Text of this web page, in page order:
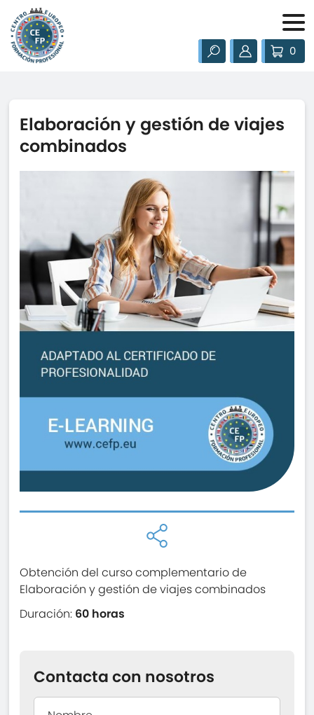
0
Elaboración y gestión de viajes
combinados
Obtención del curso complementario de
Elaboración y gestión de viajes combinados
Duración: 60 horas
Contacta con nosotros